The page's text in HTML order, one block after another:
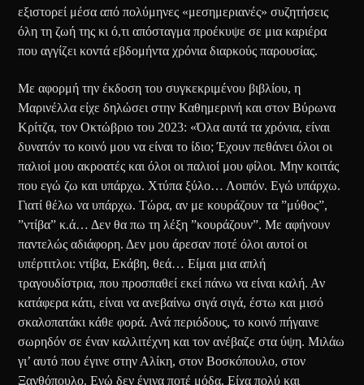
εξιστορεί μέσα από πολύμηνες «μεσημεριανές» συζητήσεις
όλη τη ζωή της κι ό,τι απόσταγμα προέκυψε σε μια καριέρα
που αγγίζει κοντά εβδομήντα χρόνια διαρκούς παρουσίας.
Με αφορμή την έκδοση του συγκεκριμένου βιβλίου, η
Μαρινέλλα είχε δηλώσει στην Καθημερινή και στον Βύρωνα
Κρίτζα, τον Οκτώβριο του 2023: «Όλα αυτά τα χρόνια, είναι
δυνατόν το κοινό μου να είναι το ίδιο; Έχουν πεθάνει όλοι οι
παλιοί μου ακροατές και όλοι οι παλιοί μου φίλοι. Μην κοιτάς
που εγώ ζω και υπάρχω. Χτύπα ξύλο… Λοιπόν. Εγώ υπάρχω.
Γιατί θέλω να υπάρχω. Τώρα, αν με κουράζουν τα ”μύθος”,
”ντίβα” κ.ά… Δεν θα πω τη λέξη ”κουράζουν”. Με αφήνουν
παντελώς αδιάφορη. Δεν μου άρεσαν ποτέ όλοι αυτοί οι
υπέρτιτλοι: ντίβα, Εκάβη, θεά… Είμαι μια απλή
τραγουδίστρια, που προσπαθεί εκεί πάνω να είναι καλή. Αν
κατάφερα κάτι, είναι να ανεβαίνω σιγά σιγά, έστω και μισό
σκαλοπατάκι κάθε φορά. Ανά περιόδους, το κοινό πήγαινε
σωρηδόν σε έναν καλλιτέχνη και τον ανέβαζε στα ύψη. Μιλάω
γι’ αυτό που έγινε στην Αλίκη, στον Βοσκόπουλο, στον
Ξανθόπουλο. Εγώ δεν έγινα ποτέ μόδα. Είχα πολύ και